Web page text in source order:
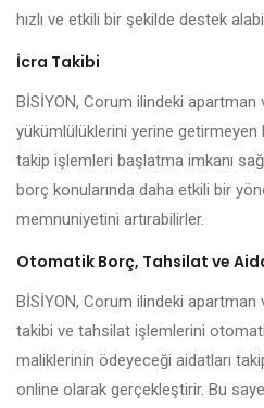
hızlı ve etkili bir şekilde destek
İcra Takibi
BİSİYON, Corum ilindeki
yükümlülüklerini yerine getirmeyen
takip işlemleri başlatma imkanı
borç konularında daha etkili bir
memnuniyetini artırabilirler.
Otomatik Borç, Tahsilat ve
BİSİYON, Corum ilindeki
takibi ve tahsilat işlemlerini
maliklerinin ödeyeceği aidatları
online olarak gerçekleştirir. Bu